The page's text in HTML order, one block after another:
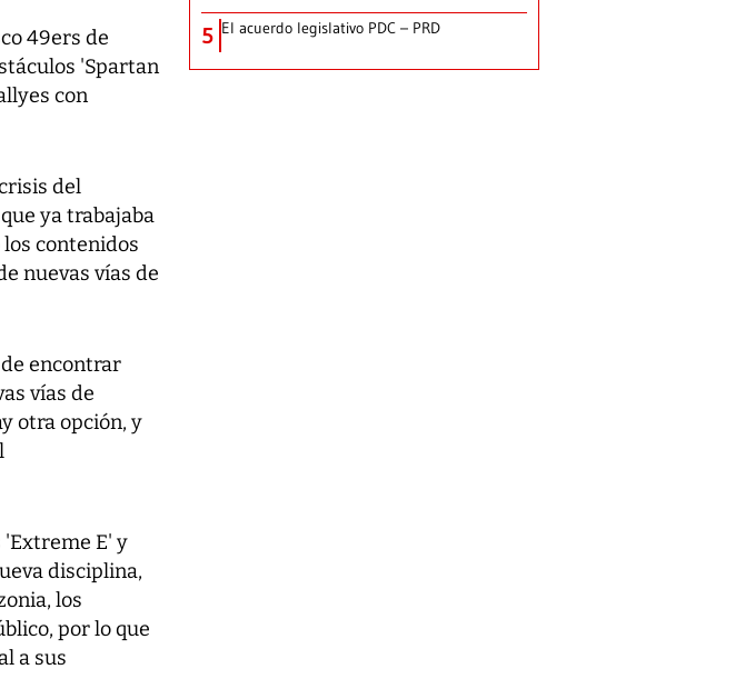
49ers de
'Spartan
con
del
ya trabajaba
contenidos
nuevas vías de
encontrar
vías de
otra opción, y
E' y
disciplina,
los
por lo que
a sus
5 El acuerdo legislativo PDC – PRD